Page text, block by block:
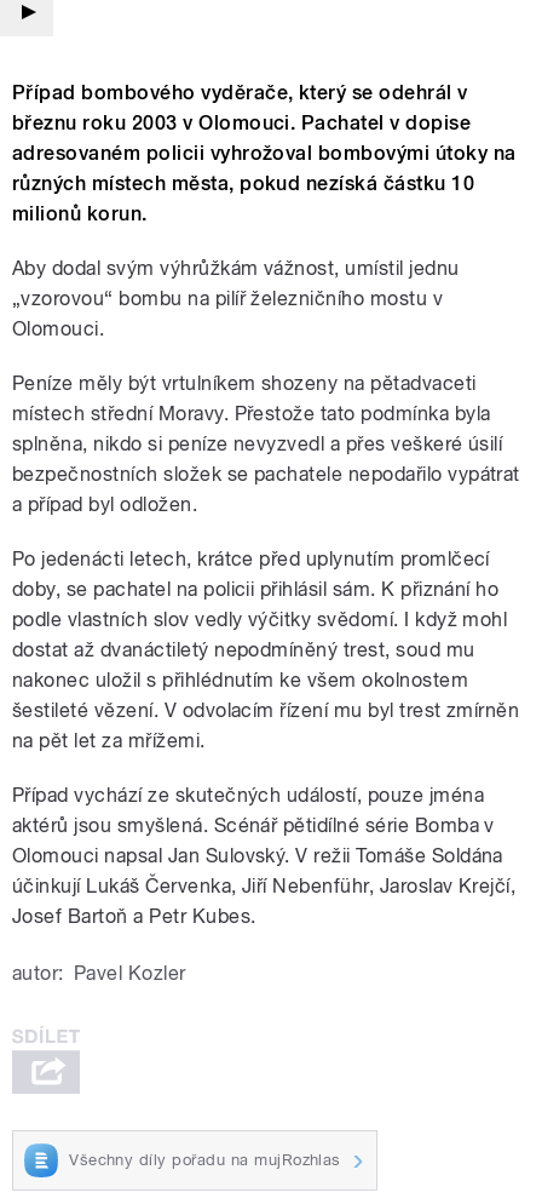
Případ bombového vyděrače, který se odehrál v
březnu roku 2003 v Olomouci. Pachatel v dopise
adresovaném policii vyhrožoval bombovými útoky na
různých místech města, pokud nezíská částku 10
milionů korun.
Aby dodal svým výhrůžkám vážnost, umístil jednu
„vzorovou“ bombu na pilíř železničního mostu v
Olomouci.
Peníze měly být vrtulníkem shozeny na pětadvaceti
místech střední Moravy. Přestože tato podmínka byla
splněna, nikdo si peníze nevyzvedl a přes veškeré úsilí
bezpečnostních složek se pachatele nepodařilo vypátrat
a případ byl odložen.
Po jedenácti letech, krátce před uplynutím promlčecí
doby, se pachatel na policii přihlásil sám. K přiznání ho
podle vlastních slov vedly výčitky svědomí. I když mohl
dostat až dvanáctiletý nepodmíněný trest, soud mu
nakonec uložil s přihlédnutím ke všem okolnostem
šestileté vězení. V odvolacím řízení mu byl trest zmírněn
na pět let za mřížemi.
Případ vychází ze skutečných událostí, pouze jména
aktérů jsou smyšlená. Scénář pětidílné série Bomba v
Olomouci napsal Jan Sulovský. V režii Tomáše Soldána
účinkují Lukáš Červenka, Jiří Nebenführ, Jaroslav Krejčí,
Josef Bartoň a Petr Kubes.
autor: Pavel Kozler
Všechny díly pořadu na mujRozhlas